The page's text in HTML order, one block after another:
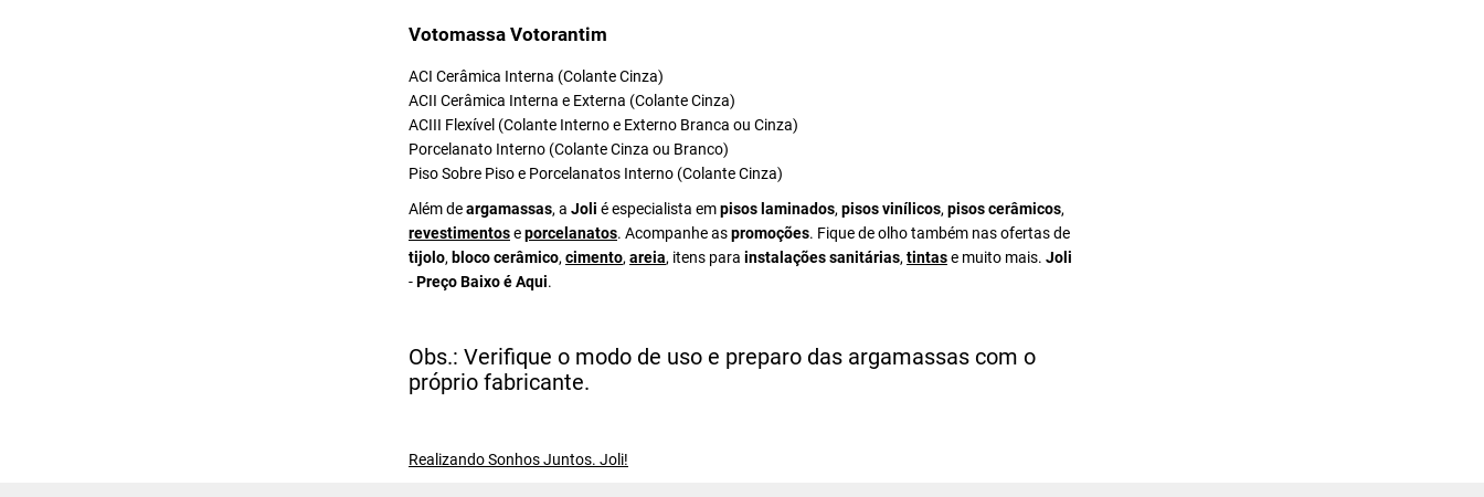
Votomassa Votorantim
ACI Cerâmica Interna (Colante Cinza)
ACII Cerâmica Interna e Externa (Colante Cinza)
ACIII Flexível (Colante Interno e Externo Branca ou Cinza)
Porcelanato Interno (Colante Cinza ou Branco)
Piso Sobre Piso e Porcelanatos Interno (Colante Cinza)
Além deargamassas, a Joli é especialista empisos laminados, pisos vinílicos, pisos cerâmicos,
revestimentoseporcelanatos. Acompanhe aspromoções. Fique de olho também nas ofertas de
tijolo, bloco cerâmico, cimento, areia, itens para instalações sanitárias, tintase muito mais. Joli
-Preço Baixo é Aqui.
Obs.: Verifique o modo de uso e preparo das argamassas com o
próprio fabricante.
Realizando Sonhos Juntos. Joli!